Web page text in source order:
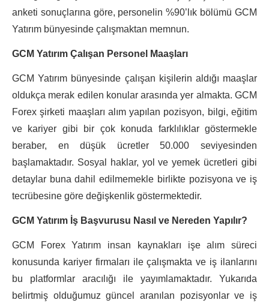
anketi sonuçlarına göre, personelin %90’lık bölümü GCM
Yatırım bünyesinde çalışmaktan memnun.
GCM Yatırım Çalışan Personel Maaşları
GCM Yatırım bünyesinde çalışan kişilerin aldığı maaşlar
oldukça merak edilen konular arasında yer almakta. GCM
Forex şirketi maaşları alım yapılan pozisyon, bilgi, eğitim
ve kariyer gibi bir çok konuda farklılıklar göstermekle
beraber, en düşük ücretler 50.000 seviyesinden
başlamaktadır. Sosyal haklar, yol ve yemek ücretleri gibi
detaylar buna dahil edilmemekle birlikte pozisyona ve iş
tecrübesine göre değişkenlik göstermektedir.
GCM Yatırım İş Başvurusu Nasıl ve Nereden Yapılır?
GCM Forex Yatırım insan kaynakları işe alım süreci
konusunda kariyer firmaları ile çalışmakta ve iş ilanlarını
bu platformlar aracılığı ile yayımlamaktadır. Yukarıda
belirtmiş olduğumuz güncel aranılan pozisyonlar ve iş